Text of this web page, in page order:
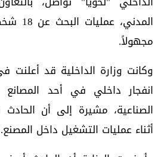
مجهولاً.
وكانت وزارة الداخلية قد
انفجار داخلي في أحد
الصناعية، مشيرة إلى أن
أثناء عمليات التشغيل داخل المصنع.